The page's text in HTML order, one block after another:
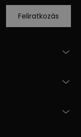
Feliratkozás